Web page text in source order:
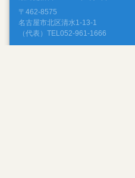
〒462-8575
名古屋市北区清水1-13-1
（代表）TEL052-961-1666